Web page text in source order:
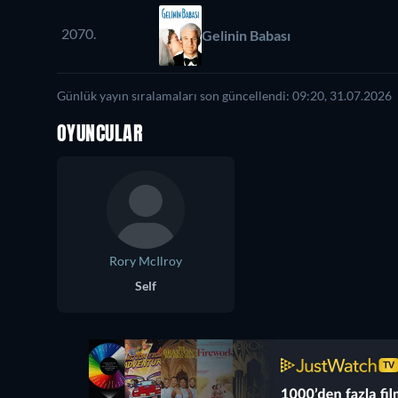
2070. Gelinin Babası
Günlük yayın sıralamaları son güncellendi: 09:20, 31.07.2026
OYUNCULAR
Rory McIlroy
Self